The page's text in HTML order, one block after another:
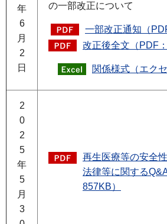
年
6
月
2
日
の一部改正について
一部改正通知（
改正後全文（PDF
関係様式（エク
2
0
2
5
年
5
月
3
再生医療等の安全
法律等に関する
857KB）